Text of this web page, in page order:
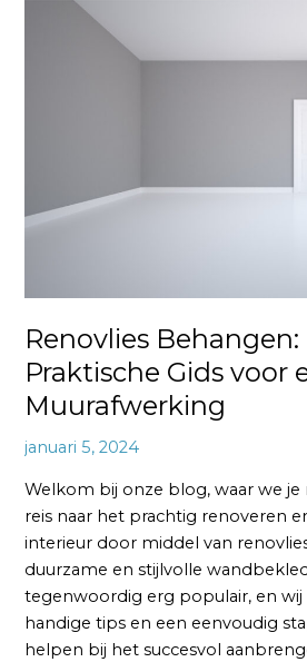
Renovlies Behangen:
Praktische Gids voor
Muurafwerking
januari 5, 2024
Welkom bij onze blog, waar we
reis naar het prachtig renoveren
interieur door middel van
duurzame en stijlvolle
tegenwoordig erg populair, en wij
handige tips en een eenvoudig
helpen bij het succesvol
Renovlies
Behangen:
Verfijnde
Muurafwerking